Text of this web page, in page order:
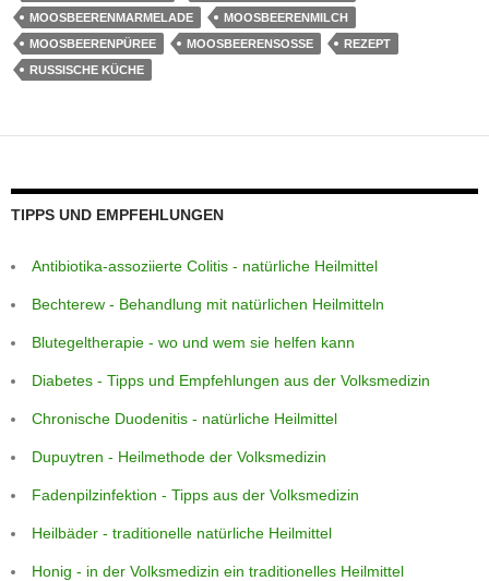
MOOSBEERENMARMELADE
MOOSBEERENMILCH
MOOSBEERENPÜREE
MOOSBEERENSOSSE
REZEPT
RUSSISCHE KÜCHE
TIPPS UND EMPFEHLUNGEN
Antibiotika-assoziierte Colitis - natürliche Heilmittel
Bechterew - Behandlung mit natürlichen Heilmitteln
Blutegeltherapie - wo und wem sie helfen kann
Diabetes - Tipps und Empfehlungen aus der Volksmedizin
Chronische Duodenitis - natürliche Heilmittel
Dupuytren - Heilmethode der Volksmedizin
Fadenpilzinfektion - Tipps aus der Volksmedizin
Heilbäder - traditionelle natürliche Heilmittel
Honig - in der Volksmedizin ein traditionelles Heilmittel